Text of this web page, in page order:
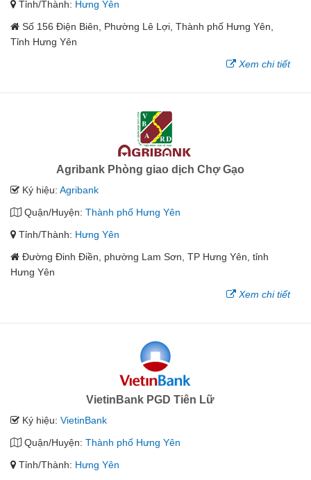
Tỉnh/Thành: Hưng Yên
Số 156 Điện Biên, Phường Lê Lợi, Thành phố Hưng Yên,
Tỉnh Hưng Yên
Xem chi tiết
Agribank Phòng giao dịch Chợ Gạo
Ký hiệu: Agribank
Quận/Huyện: Thành phố Hưng Yên
Tỉnh/Thành: Hưng Yên
Đường Đinh Điền, phường Lam Sơn, TP Hưng Yên, tỉnh
Hưng Yên
Xem chi tiết
VietinBank PGD Tiên Lữ
Ký hiệu: VietinBank
Quận/Huyện: Thành phố Hưng Yên
Tỉnh/Thành: Hưng Yên